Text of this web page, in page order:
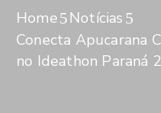
Contato
Home
Notícias
Conecta Apucarana
no Ideathon Paraná